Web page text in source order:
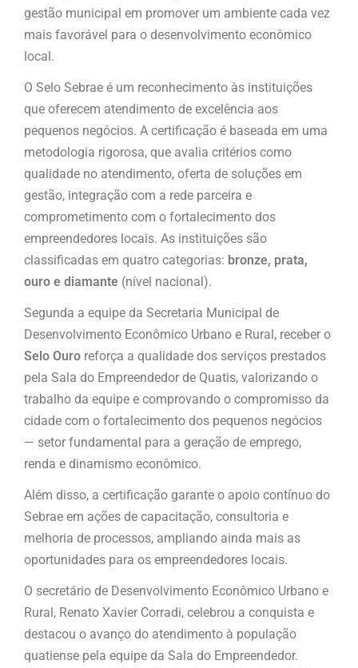
gestão municipal em promover um ambiente cada vez
mais favorável para o desenvolvimento econômico
local.
O Selo Sebrae é um reconhecimento às instituições
que oferecem atendimento de excelência aos
pequenos negócios. A certificação é baseada em uma
metodologia rigorosa, que avalia critérios como
qualidade no atendimento, oferta de soluções em
gestão, integração com a rede parceira e
comprometimento com o fortalecimento dos
empreendedores locais. As instituições são
classificadas em quatro categorias: bronze, prata,
ouro e diamante (nível nacional).
Segunda a equipe da Secretaria Municipal de
Desenvolvimento Econômico Urbano e Rural, receber o
Selo Ouro reforça a qualidade dos serviços prestados
pela Sala do Empreendedor de Quatis, valorizando o
trabalho da equipe e comprovando o compromisso da
cidade com o fortalecimento dos pequenos negócios
— setor fundamental para a geração de emprego,
renda e dinamismo econômico.
Além disso, a certificação garante o apoio contínuo do
Sebrae em ações de capacitação, consultoria e
melhoria de processos, ampliando ainda mais as
oportunidades para os empreendedores locais.
O secretário de Desenvolvimento Econômico Urbano e
Rural, Renato Xavier Corradi, celebrou a conquista e
destacou o avanço do atendimento à população
quatiense pela equipe da Sala do Empreendedor.